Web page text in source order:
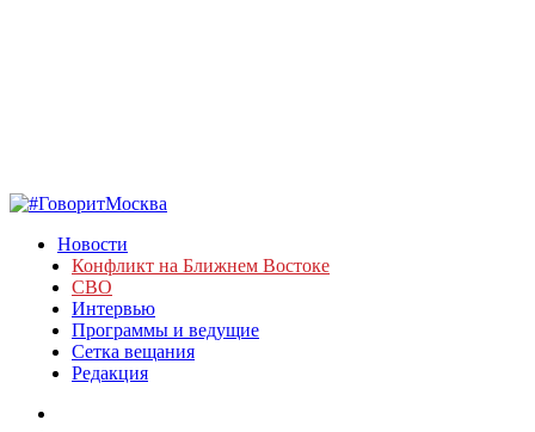
Новости
Конфликт на Ближнем Востоке
СВО
Интервью
Программы и ведущие
Сетка вещания
Редакция